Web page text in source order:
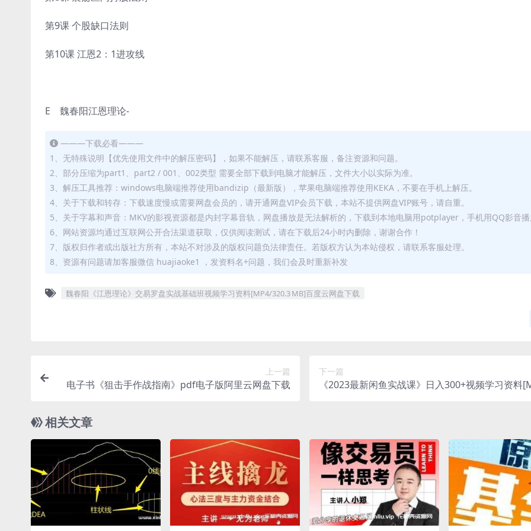
第9课 个股缺口法则
第10课 江恩2：1进攻线
E 魏春阳江恩理论-
———下载必看———
1、无特殊说明【优先使用文件中的解压密码】，如果不能解压，请联系客服，备注资源和问题。
2、部分压缩为part1、part2 / 001、002类型 需要全部下载到电脑才能解压，文件大小以实际为准。
3、解压工具推荐：windows电脑端推荐使用bandizip（最新版），苹果电脑端推荐使用KEKA，不要在手机上解压。
4、关于下载和转存：下载速度慢或需要网盘会员的，请开通网盘VIP会员下载，本站不提供网盘VIP账号，请自重。
5、关于字幕和声音：MKV的影视资源都是内封字幕音轨，网盘播放是无法解析的，下载到本地电脑用potplayer，手机用QQ影音
6、网站资源均通过互联网公开合法渠道获取，仅供阅读测试，请在下载后24小时内删除，谢谢合作！
7、版权归作者或出版社方所有，本站不对涉及的版权问题负法律责任。若版权方认为本站侵权，请联系客服处理。
8、资源有问题请加客服微信 huajiaoke1 ，发资料名+问题，我们会及时重新补发
魏春阳《江恩理论》交易罗盘实战基础班视频学习资料[MP4/320.3 MB]百度云网盘下载
上一篇
电子书《狙击手作战指南》pdf电子版阿里云网盘下载
下一篇
《2023最新闲鱼实战课》日入300+视频学习资料
相关文章